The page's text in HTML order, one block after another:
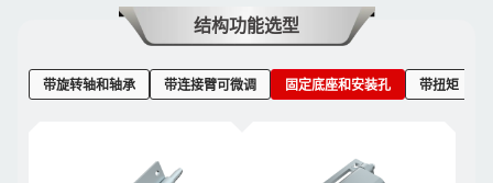
结构功能选型
带旋转轴和轴承 带连接臂可微调 固定底座和安装孔 带扭矩